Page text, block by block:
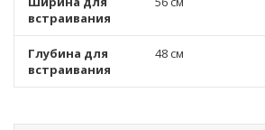
встраивания
Глубина для
встраивания
48 см